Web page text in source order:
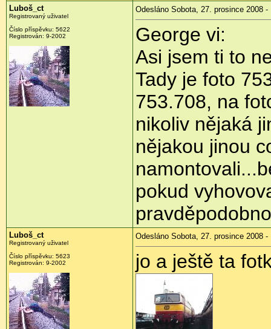
Luboš_ct
Registrovaný uživatel
Číslo příspěvku: 5622
Registrován: 9-2002
Odesláno Sobota, 27. prosince 2008 -
George vi:
Asi jsem ti to
Tady je foto
753.708, na
nikoliv nějaká
nějakou jinou
pokud
Luboš_ct
Registrovaný uživatel
Číslo příspěvku: 5623
Registrován: 9-2002
Odesláno Sobota, 27. prosince 2008 -
jo a ještě ta